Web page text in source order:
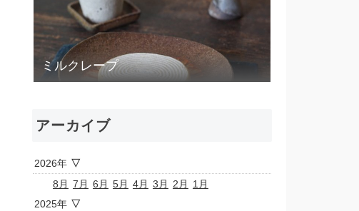
ミルクレープ
アーカイブ
2026年
8月 7月 6月 5月 4月 3月 2月
1月
2025年